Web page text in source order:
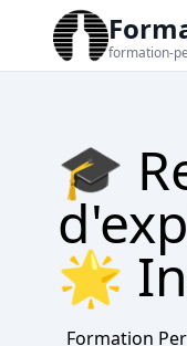
formation-
🎓
🌟
Formation